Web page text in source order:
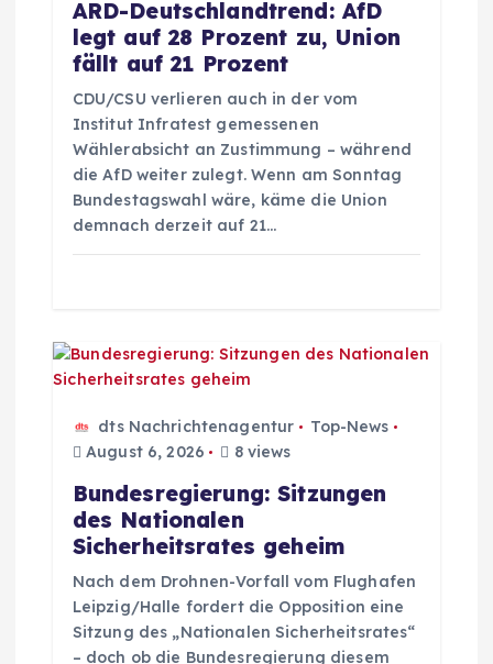
n
ARD-Deutschlandtrend: AfD
legt auf 28 Prozent zu, Union
fällt auf 21 Prozent
CDU/CSU verlieren auch in der vom
Institut Infratest gemessenen
Wählerabsicht an Zustimmung – während
die AfD weiter zulegt. Wenn am Sonntag
Bundestagswahl wäre, käme die Union
demnach derzeit auf 21…
dts Nachrichtenagentur
Top-News
August 6, 2026
8 views
Bundesregierung: Sitzungen
des Nationalen
Sicherheitsrates geheim
Nach dem Drohnen-Vorfall vom Flughafen
Leipzig/Halle fordert die Opposition eine
Sitzung des „Nationalen Sicherheitsrates“
– doch ob die Bundesregierung diesem